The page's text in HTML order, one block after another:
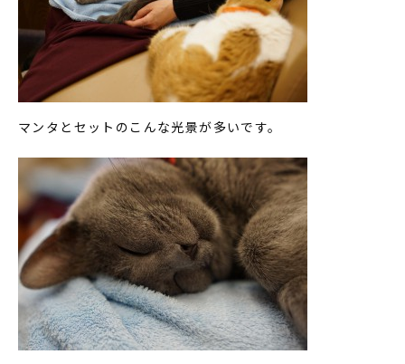
マンタとセットのこんな光景が多いです。